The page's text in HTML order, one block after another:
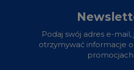
Podaj swój adres e-
otrzymywać informacje
promocjach.